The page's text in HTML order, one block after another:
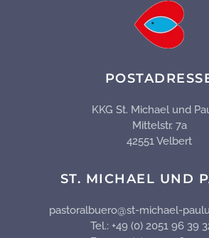
KKG St. Michael und
Mittelstr. 7a
42551 Velbert
ST. MICHAEL UND
pastoralbuero@st-michael-
Tel.: +49 (0) 2051 96 39